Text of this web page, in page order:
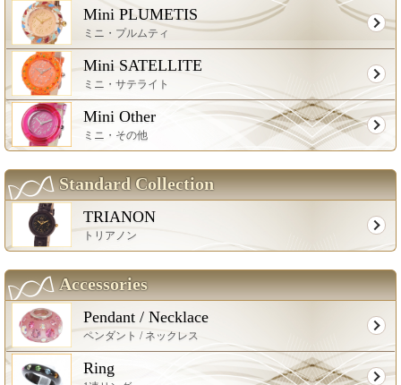
Mini PLUMETIS
ミニ・プルムティ
Mini SATELLITE
ミニ・サテライト
Mini Other
ミニ・その他
Standard Collection
TRIANON
トリアノン
Accessories
Pendant / Necklace
ペンダント / ネックレス
Ring